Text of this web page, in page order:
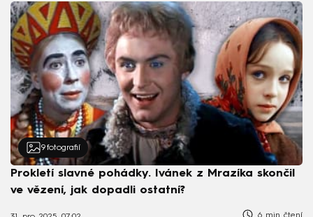
9 fotografií
Prokletí slavné pohádky. Ivánek z Mrazíka skončil
ve vězení, jak dopadli ostatní?